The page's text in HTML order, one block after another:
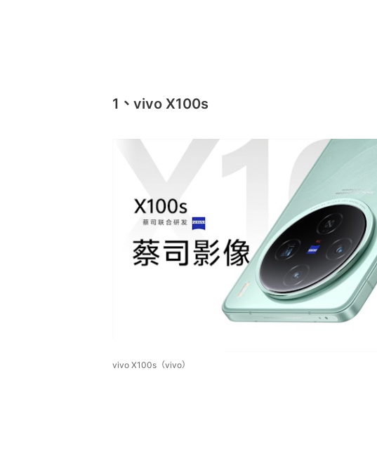
1、vivo X100s
vivo X100s（vivo）